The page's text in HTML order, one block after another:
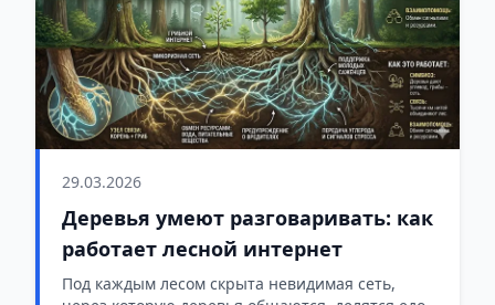
29.03.2026
Деревья умеют разговаривать: как
работает лесной интернет
Под каждым лесом скрыта невидимая сеть,